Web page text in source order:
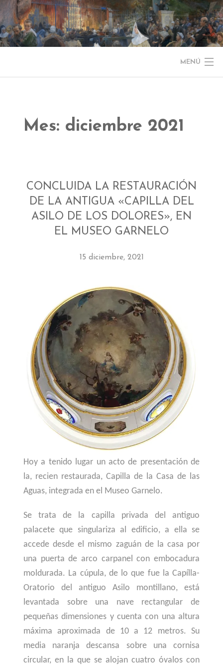
Saltar
contenido
MENÚ
EL MUSEO
PUBLICACIONES
INFORMACIÓN
AMIGOS DEL MUSEO
Mes: diciembre 2021
CONCLUIDA LA RESTAURACIÓN
DE LA ANTIGUA «CAPILLA DEL
ASILO DE LOS DOLORES», EN
EL MUSEO GARNELO
15 diciembre, 2021
Hoy a tenido lugar un acto de presentación de
la, recien restaurada, Capilla de la Casa de las
Aguas, integrada en el Museo Garnelo.
Se trata de la capilla privada del antiguo
palacete que singulariza al edificio, a ella se
accede desde el mismo zaguán de la casa por
una puerta de arco carpanel con embocadura
moldurada. La cúpula, de lo que fue la Capílla-
Oratorio del antiguo Asilo montillano, está
levantada sobre una nave rectangular de
pequeñas dimensiones y cuenta con una altura
máxima aproximada de 10 a 12 metros. Su
media naranja descansa sobre una cornisa
circular, en la que se alojan cuatro óvalos con